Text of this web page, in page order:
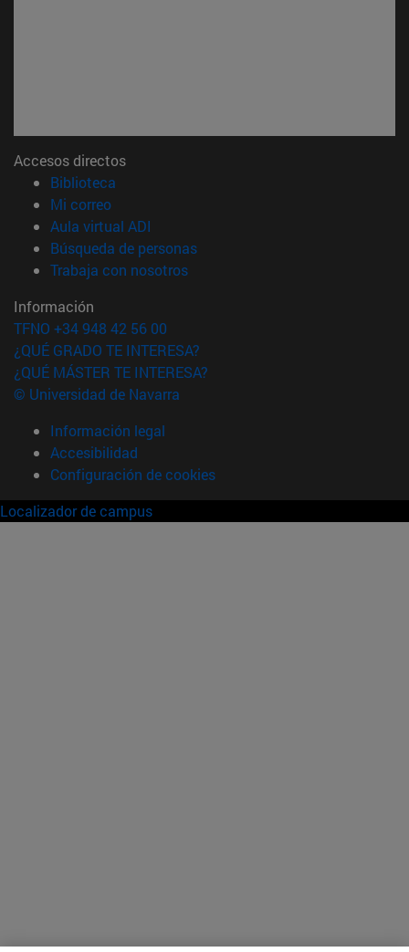
Accesos directos
Biblioteca
Mi correo(abre en nueva ventana)
Aula virtual ADI
Búsqueda de personas(abre en nueva ventana)
Trabaja con nosotros(abre en nueva ventana)
Información
TFNO +34 948 42 56 00
¿QUÉ GRADO TE INTERESA?
¿QUÉ MÁSTER TE INTERESA?
© Universidad de Navarra
Información legal
Accesibilidad
Configuración de cookies
Localizador de campus